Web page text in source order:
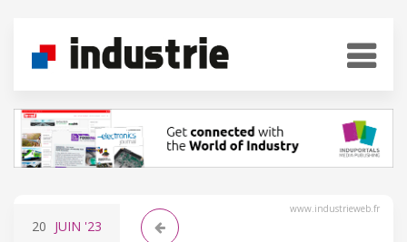
www.industrieweb.fr
20 JUIN '23